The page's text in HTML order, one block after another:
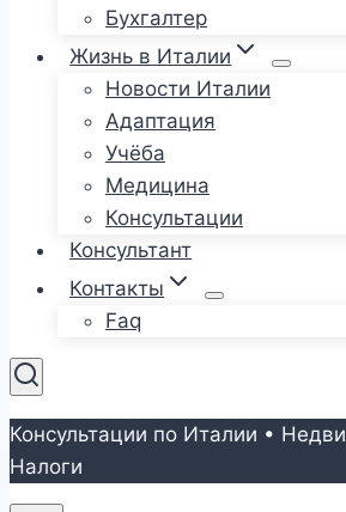
Бухгалтер
Жизнь в Италии
Новости Италии
Адаптация
Учёба
Медицина
Консультации
Консультант
Контакты
Faq
Консультации по Италии •
Налоги